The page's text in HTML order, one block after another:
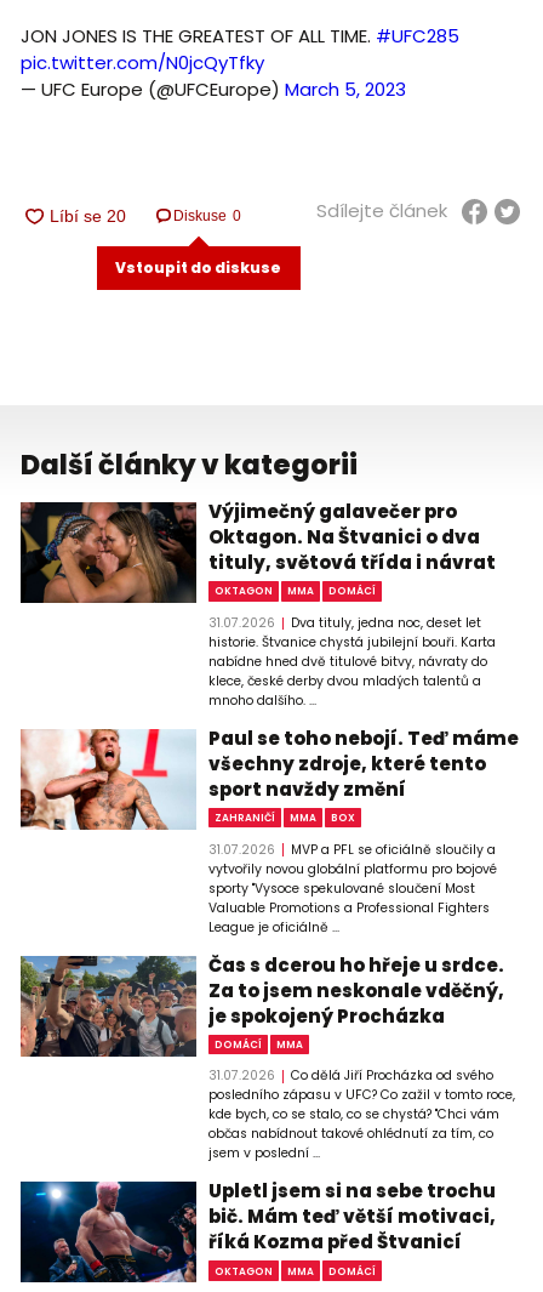
JON JONES IS THE GREATEST OF ALL TIME. #UFC285
pic.twitter.com/N0jcQyTfky
— UFC Europe (@UFCEurope) March 5, 2023
Diskuse 0
Vstoupit do diskuse
Sdílejte článek
Další články v kategorii
Výjimečný galavečer pro
Oktagon. Na Štvanici o dva
tituly, světová třída i návrat
OKTAGON MMA DOMÁCÍ
31.07.2026
Dva tituly, jedna noc, deset let
historie. Štvanice chystá jubilejní bouři. Karta
nabídne hned dvě titulové bitvy, návraty do
klece, české derby dvou mladých talentů a
mnoho dalšího. ...
Paul se toho nebojí. Teď máme
všechny zdroje, které tento
sport navždy změní
ZAHRANIČÍ MMA BOX
31.07.2026
MVP a PFL se oficiálně sloučily a
vytvořily novou globální platformu pro bojové
sporty "Vysoce spekulované sloučení Most
Valuable Promotions a Professional Fighters
League je oficiálně ...
Čas s dcerou ho hřeje u srdce.
Za to jsem neskonale vděčný,
je spokojený Procházka
DOMÁCÍ MMA
31.07.2026
Co dělá Jiří Procházka od svého
posledního zápasu v UFC? Co zažil v tomto roce,
kde bych, co se stalo, co se chystá? "Chci vám
občas nabídnout takové ohlédnutí za tím, co
jsem v poslední ...
Upletl jsem si na sebe trochu
bič. Mám teď větší motivaci,
říká Kozma před Štvanicí
OKTAGON MMA DOMÁCÍ